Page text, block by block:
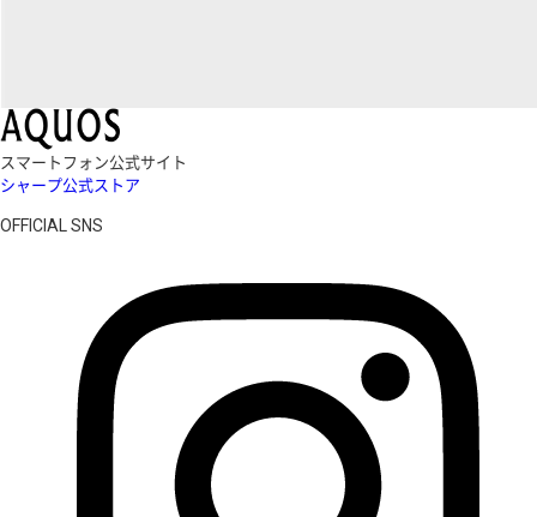
スマートフォン公式サイト
シャープ公式ストア
OFFICIAL SNS